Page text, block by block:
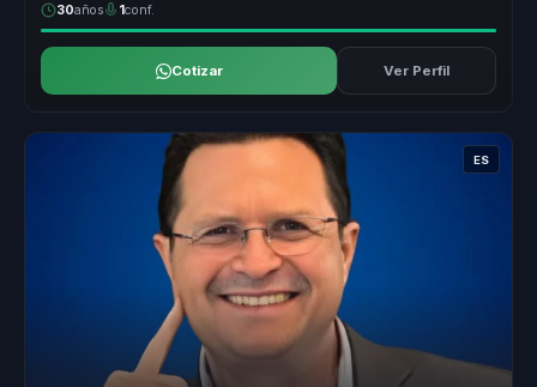
30años 1conf.
Cotizar Ver Perfil
ES